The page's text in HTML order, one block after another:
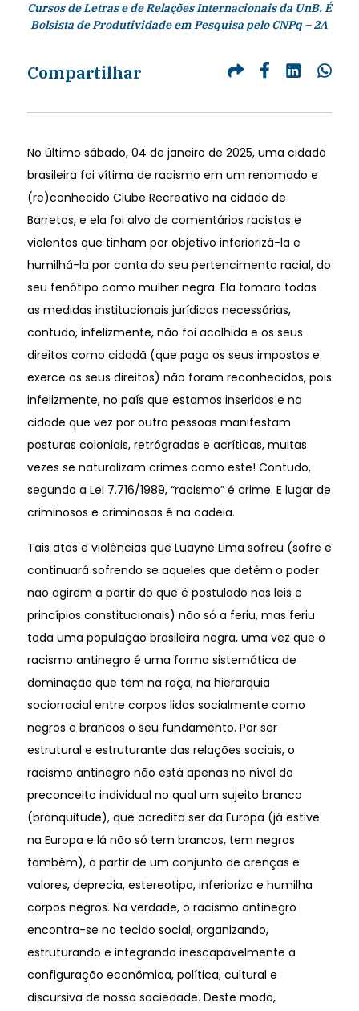
Cursos de Letras e de Relações Internacionais da UnB. É
Bolsista de Produtividade em Pesquisa pelo CNPq – 2A
Compartilhar
No último sábado, 04 de janeiro de 2025, uma cidadã
brasileira foi vítima de racismo em um renomado e
(re)conhecido Clube Recreativo na cidade de
Barretos, e ela foi alvo de comentários racistas e
violentos que tinham por objetivo inferiorizá-la e
humilhá-la por conta do seu pertencimento racial, do
seu fenótipo como mulher negra. Ela tomara todas
as medidas institucionais jurídicas necessárias,
contudo, infelizmente, não foi acolhida e os seus
direitos como cidadã (que paga os seus impostos e
exerce os seus direitos) não foram reconhecidos, pois
infelizmente, no país que estamos inseridos e na
cidade que vez por outra pessoas manifestam
posturas coloniais, retrógradas e acríticas, muitas
vezes se naturalizam crimes como este! Contudo,
segundo a Lei 7.716/1989, “racismo” é crime. E lugar de
criminosos e criminosas é na cadeia.
Tais atos e violências que Luayne Lima sofreu (sofre e
continuará sofrendo se aqueles que detém o poder
não agirem a partir do que é postulado nas leis e
princípios constitucionais) não só a feriu, mas feriu
toda uma população brasileira negra, uma vez que o
racismo antinegro é uma forma sistemática de
dominação que tem na raça, na hierarquia
sociorracial entre corpos lidos socialmente como
negros e brancos o seu fundamento. Por ser
estrutural e estruturante das relações sociais, o
racismo antinegro não está apenas no nível do
preconceito individual no qual um sujeito branco
(branquitude), que acredita ser da Europa (já estive
na Europa e lá não só tem brancos, tem negros
também), a partir de um conjunto de crenças e
valores, deprecia, estereotipa, inferioriza e humilha
corpos negros. Na verdade, o racismo antinegro
encontra-se no tecido social, organizando,
estruturando e integrando inescapavelmente a
configuração econômica, política, cultural e
discursiva de nossa sociedade. Deste modo,